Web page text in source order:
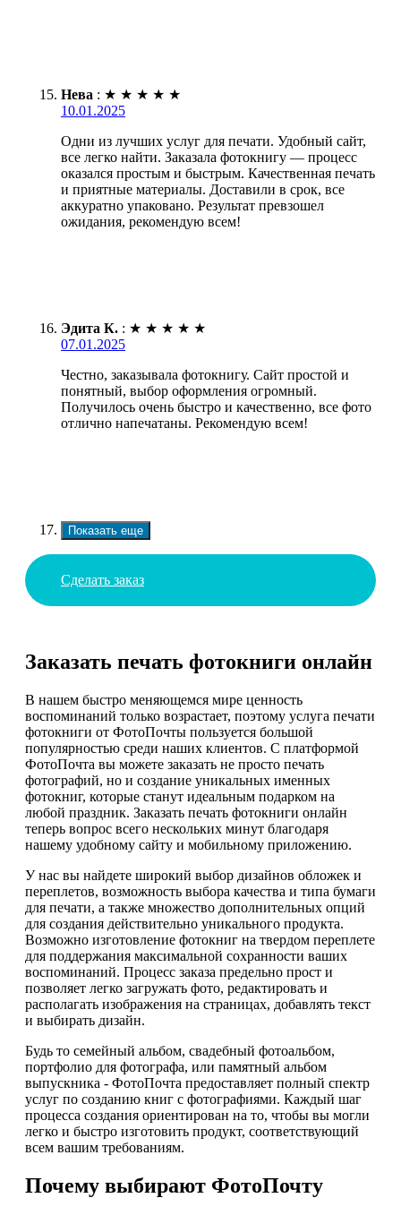
Нева : ★ ★ ★ ★ ★
10.01.2025
Одни из лучших услуг для печати. Удобный сайт,
все легко найти. Заказала фотокнигу — процесс
оказался простым и быстрым. Качественная печать
и приятные материалы. Доставили в срок, все
аккуратно упаковано. Результат превзошел
ожидания, рекомендую всем!
Эдита К. : ★ ★ ★ ★ ★
07.01.2025
Честно, заказывала фотокнигу. Сайт простой и
понятный, выбор оформления огромный.
Получилось очень быстро и качественно, все фото
отлично напечатаны. Рекомендую всем!
Показать еще
Сделать заказ
Заказать печать фотокниги онлайн
В нашем быстро меняющемся мире ценность
воспоминаний только возрастает, поэтому услуга печати
фотокниги от ФотоПочты пользуется большой
популярностью среди наших клиентов. С платформой
ФотоПочта вы можете заказать не просто печать
фотографий, но и создание уникальных именных
фотокниг, которые станут идеальным подарком на
любой праздник. Заказать печать фотокниги онлайн
теперь вопрос всего нескольких минут благодаря
нашему удобному сайту и мобильному приложению.
У нас вы найдете широкий выбор дизайнов обложек и
переплетов, возможность выбора качества и типа бумаги
для печати, а также множество дополнительных опций
для создания действительно уникального продукта.
Возможно изготовление фотокниг на твердом переплете
для поддержания максимальной сохранности ваших
воспоминаний. Процесс заказа предельно прост и
позволяет легко загружать фото, редактировать и
располагать изображения на страницах, добавлять текст
и выбирать дизайн.
Будь то семейный альбом, свадебный фотоальбом,
портфолио для фотографа, или памятный альбом
выпускника - ФотоПочта предоставляет полный спектр
услуг по созданию книг с фотографиями. Каждый шаг
процесса создания ориентирован на то, чтобы вы могли
легко и быстро изготовить продукт, соответствующий
всем вашим требованиям.
Почему выбирают ФотоПочту